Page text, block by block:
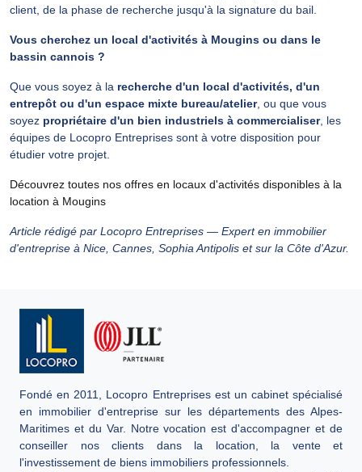
client, de la phase de recherche jusqu'à la signature du bail.
Vous cherchez un local d'activités à Mougins ou dans le
bassin cannois ?
Que vous soyez à la recherche d'un local d'activités, d'un
entrepôt ou d'un espace mixte bureau/atelier, ou que vous
soyez propriétaire d'un bien industriels à commercialiser, les
équipes de Locopro Entreprises sont à votre disposition pour
étudier votre projet.
Découvrez toutes nos offres en locaux d'activités disponibles à la
location à Mougins
Article rédigé par Locopro Entreprises — Expert en immobilier
d'entreprise à Nice, Cannes, Sophia Antipolis et sur la Côte d'Azur.
Fondé en 2011, Locopro Entreprises est un cabinet spécialisé
en immobilier d'entreprise sur les départements des Alpes-
Maritimes et du Var. Notre vocation est d'accompagner et de
conseiller nos clients dans la location, la vente et
l'investissement de biens immobiliers professionnels.